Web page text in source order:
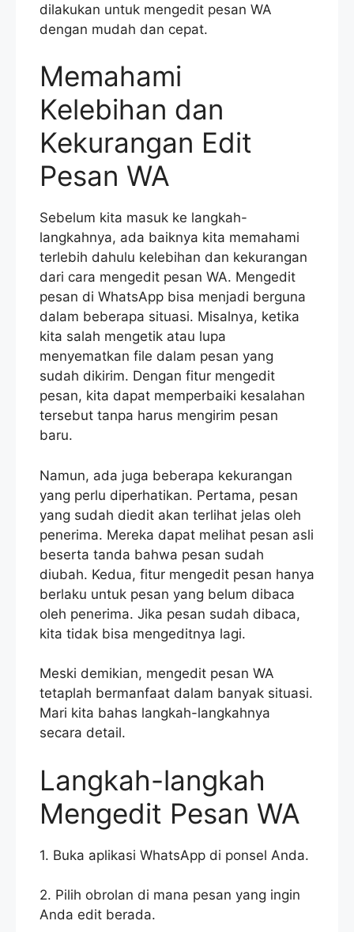
dilakukan untuk mengedit pesan WA
dengan mudah dan cepat.
Memahami
Kelebihan dan
Kekurangan Edit
Pesan WA
Sebelum kita masuk ke langkah-
langkahnya, ada baiknya kita memahami
terlebih dahulu kelebihan dan kekurangan
dari cara mengedit pesan WA. Mengedit
pesan di WhatsApp bisa menjadi berguna
dalam beberapa situasi. Misalnya, ketika
kita salah mengetik atau lupa
menyematkan file dalam pesan yang
sudah dikirim. Dengan fitur mengedit
pesan, kita dapat memperbaiki kesalahan
tersebut tanpa harus mengirim pesan
baru.
Namun, ada juga beberapa kekurangan
yang perlu diperhatikan. Pertama, pesan
yang sudah diedit akan terlihat jelas oleh
penerima. Mereka dapat melihat pesan asli
beserta tanda bahwa pesan sudah
diubah. Kedua, fitur mengedit pesan hanya
berlaku untuk pesan yang belum dibaca
oleh penerima. Jika pesan sudah dibaca,
kita tidak bisa mengeditnya lagi.
Meski demikian, mengedit pesan WA
tetaplah bermanfaat dalam banyak situasi.
Mari kita bahas langkah-langkahnya
secara detail.
Langkah-langkah
Mengedit Pesan WA
1. Buka aplikasi WhatsApp di ponsel Anda.
2. Pilih obrolan di mana pesan yang ingin
Anda edit berada.